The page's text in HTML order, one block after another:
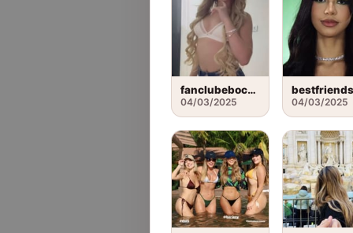
fanclubebocarosa
04/03/2025 04/03/2025